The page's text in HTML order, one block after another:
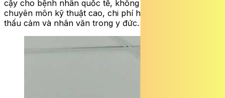
cậy cho bệnh nhân quốc tế, không chỉ bởi trình độ
chuyên môn kỹ thuật cao, chi phí hợp lý mà còn bởi sự
thấu cảm và nhân văn trong y đức.